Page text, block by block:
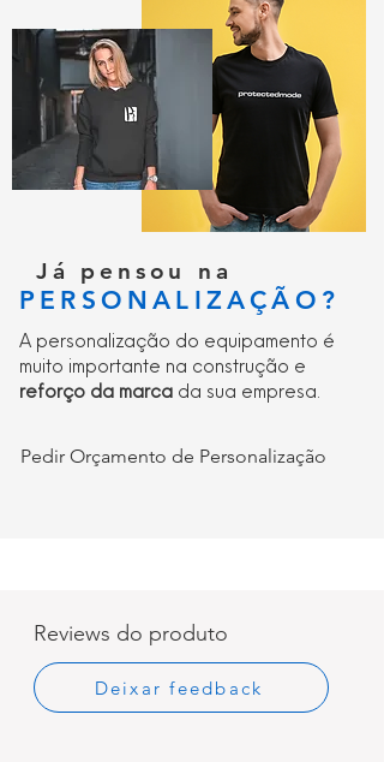
Já pensou na
PERSONALIZAÇÃO?
A personalização do equipamento é
muito importante na construção e
reforço da marca da sua empresa.
Pedir Orçamento de Personalização
Reviews do produto
Deixar feedback